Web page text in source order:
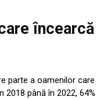
încearcă
parte a oamenilor care
2018 până în 2022, 64%